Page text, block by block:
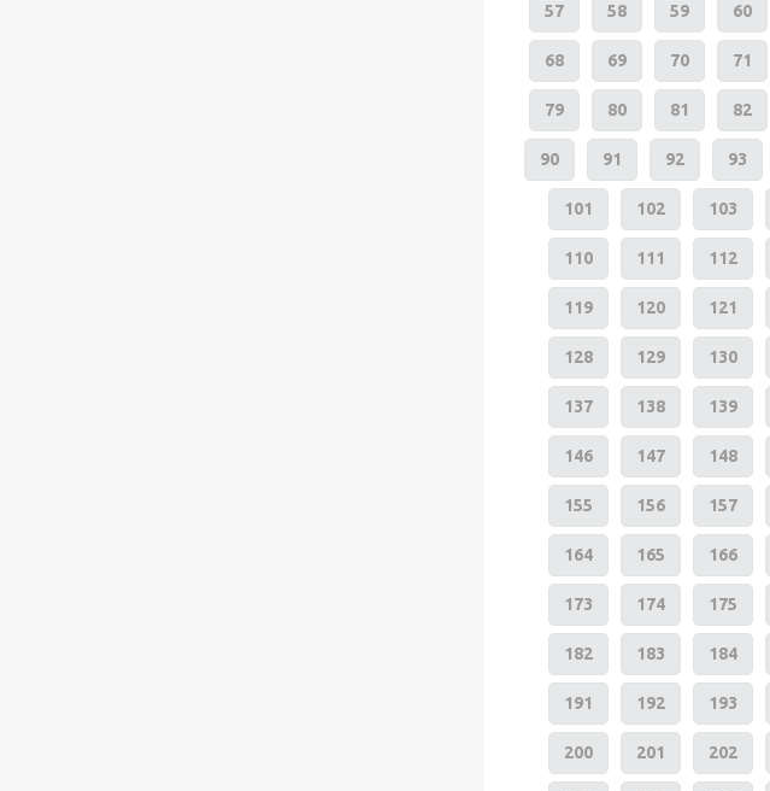
57 58 59 60
68 69 70 71
79 80 81 82
90 91 92 93
101 102 103
110 111 112
119 120 121
128 129 130
137 138 139
146 147 148
155 156 157
164 165 166
173 174 175
182 183 184
191 192 193
200 201 202